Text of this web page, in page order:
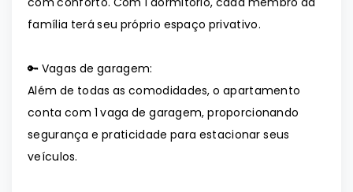
família terá seu próprio espaço privativo.
🔑 Vagas de garagem:
Além de todas as comodidades, o apartamento
conta com 1 vaga de garagem, proporcionando
segurança e praticidade para estacionar seus
veículos.